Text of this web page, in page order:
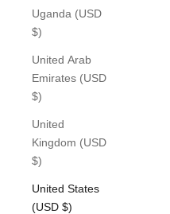
Uganda (USD
$)
United Arab
Emirates (USD
$)
United
Kingdom (USD
$)
United States
(USD $)